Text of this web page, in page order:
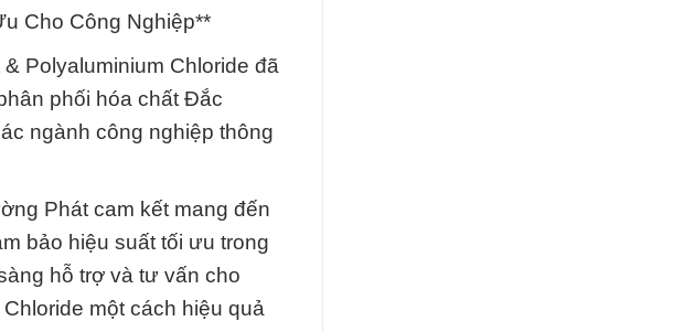
Cho Công Nghiệp**
Polyaluminium Chloride đã
phối hóa chất Đắc
ngành công nghiệp thông
Phát cam kết mang đến
bảo hiệu suất tối ưu trong
hỗ trợ và tư vấn cho
một cách hiệu quả